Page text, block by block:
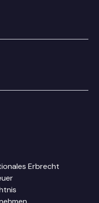
Erbrecht